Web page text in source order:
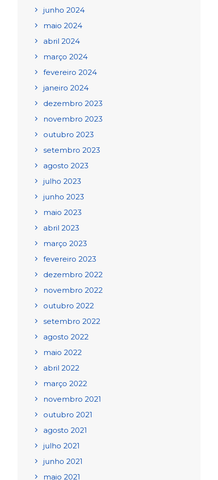
junho 2024
maio 2024
abril 2024
março 2024
fevereiro 2024
janeiro 2024
dezembro 2023
novembro 2023
outubro 2023
setembro 2023
agosto 2023
julho 2023
junho 2023
maio 2023
abril 2023
março 2023
fevereiro 2023
dezembro 2022
novembro 2022
outubro 2022
setembro 2022
agosto 2022
maio 2022
abril 2022
março 2022
novembro 2021
outubro 2021
agosto 2021
julho 2021
junho 2021
maio 2021